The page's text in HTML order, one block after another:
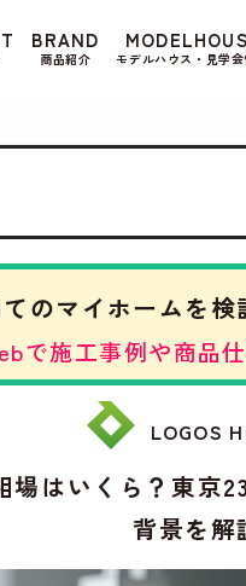
BRAND
商品紹介 モデルハウス・見学
のマイホームを検
で施工事例や商品
LOGOS
場はいくら？東京
背景を解
してもよろしいです
がある場合は、当